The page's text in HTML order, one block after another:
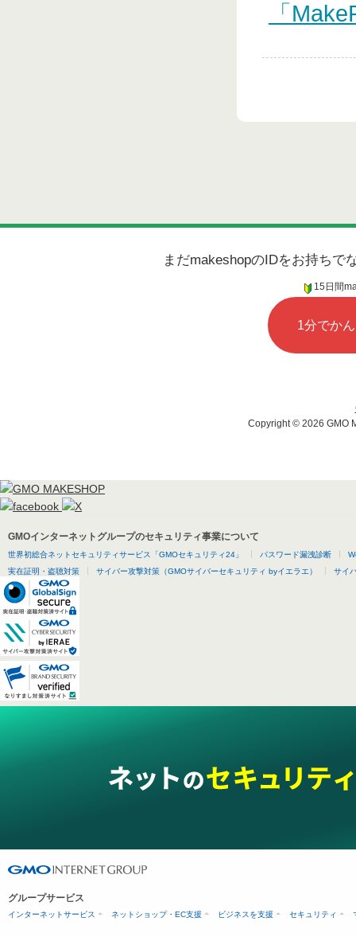
「
まだmakeshopのIDをお持ちで
15日間
1分でか
Copyright © 2026 GMO
GMOインターネットグループのセキュリティ事業について
世界初総合ネットセキュリティサービス「GMOセキュリティ24」 パスワード漏洩診断
実在証明・盗聴対策
サイバー攻撃対策（GMOサイバーセキュリティ byイエラエ） サイ
グループサービス
インターネットサービス ネットショップ・EC支援 ビジネスを支援 セキュリティ